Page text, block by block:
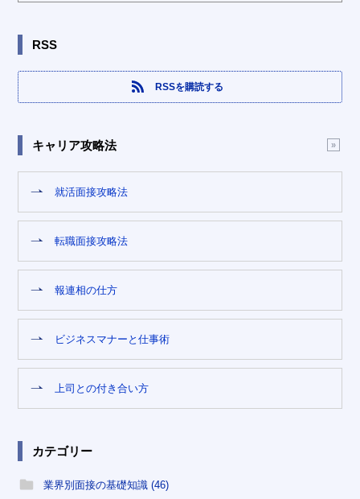
RSS
RSSを購読する
キャリア攻略法
就活面接攻略法
転職面接攻略法
報連相の仕方
ビジネスマナーと仕事術
上司との付き合い方
カテゴリー
業界別面接の基礎知識 (46)